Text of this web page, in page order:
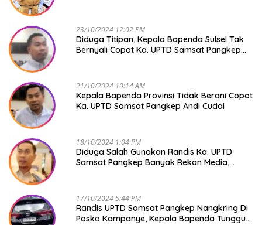
23/10/2024 12:02 PM
Diduga Titipan, Kepala Bapenda Sulsel Tak
Bernyali Copot Ka. UPTD Samsat Pangkep
21/10/2024 10:14 AM
Kepala Bapenda Provinsi Tidak Berani Copot
Ka. UPTD Samsat Pangkep Andi Cudai
18/10/2024 1:04 PM
Diduga Salah Gunakan Randis Ka. UPTD
Samsat Pangkep Banyak Rekan Media,
17/10/2024 5:44 PM
Randis UPTD Samsat Pangkep Nangkring Di
Posko Kampanye, Kepala Bapenda Tunggu